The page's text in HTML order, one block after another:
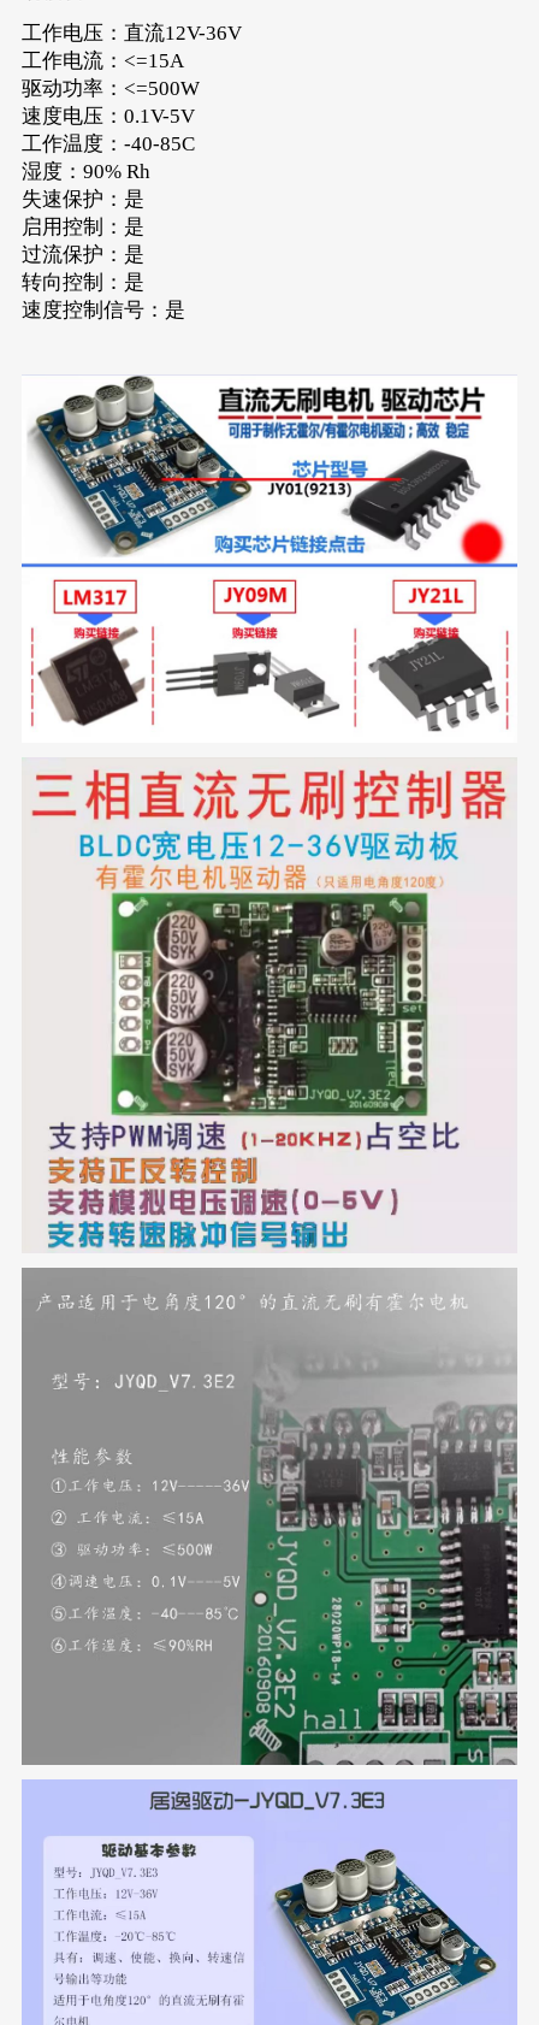
工作电压：直流12V-36V
工作电流：<=15A
驱动功率：<=500W
速度电压：0.1V-5V
工作温度：-40-85C
湿度：90% Rh
失速保护：是
启用控制：是
过流保护：是
转向控制：是
速度控制信号：是